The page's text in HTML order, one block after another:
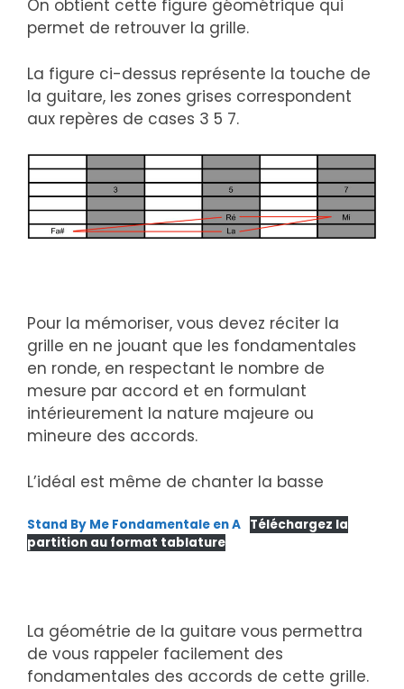
On obtient cette figure géométrique qui
permet de retrouver la grille.
La figure ci-dessus représente la touche de
la guitare, les zones grises correspondent
aux repères de cases 3 5 7.
Pour la mémoriser, vous devez réciter la
grille en ne jouant que les fondamentales
en ronde, en respectant le nombre de
mesure par accord et en formulant
intérieurement la nature majeure ou
mineure des accords.
L’idéal est même de chanter la basse
Stand By Me Fondamentale en A Téléchargez la
partition au format tablature
La géométrie de la guitare vous permettra
de vous rappeler facilement des
fondamentales des accords de cette grille.